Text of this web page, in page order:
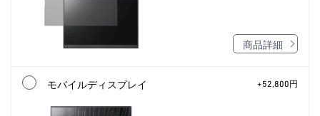
商品詳細
モバイルディスプレイ +52,800円